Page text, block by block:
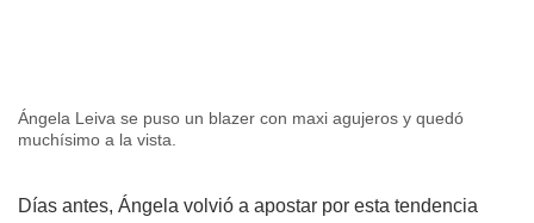
Ángela Leiva se puso un blazer con maxi agujeros y quedó
muchísimo a la vista.
Días antes, Ángela volvió a apostar por esta tendencia